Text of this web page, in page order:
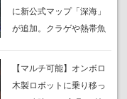
に新公式マップ「深海」
が追加。クラゲや熱帯魚
や大きな貝も
【マルチ可能】オンボロ
木製ロボットに乗り移っ